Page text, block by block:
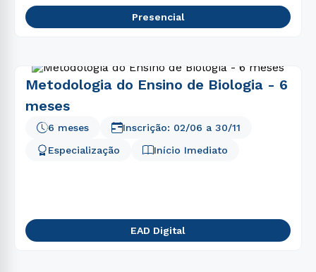
Presencial
Metodologia do Ensino de Biologia - 6
meses
Especialização
6 meses
Início Imediato
Inscrição: 02/06 a 30/11
EAD Digital